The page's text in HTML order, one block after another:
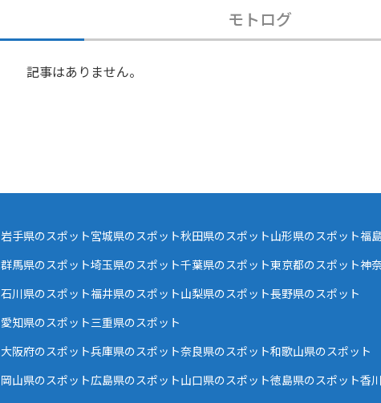
モトログ
記事はありません。
岩手県のスポット宮城県のスポット秋田県のスポット山形県のスポット福
群馬県のスポット埼玉県のスポット千葉県のスポット東京都のスポット神
石川県のスポット福井県のスポット山梨県のスポット長野県のスポット
愛知県のスポット三重県のスポット
大阪府のスポット兵庫県のスポット奈良県のスポット和歌山県のスポット
岡山県のスポット広島県のスポット山口県のスポット徳島県のスポット香